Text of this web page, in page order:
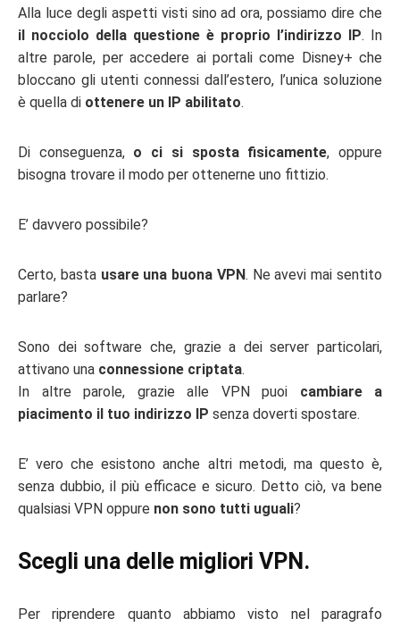
Alla luce degli aspetti visti sino ad ora, possiamo dire che
il nocciolo della questione è proprio l’indirizzo IP. In
altre parole, per accedere ai portali come Disney+ che
bloccano gli utenti connessi dall’estero, l’unica soluzione
è quella di ottenere un IP abilitato.
Di conseguenza, o ci si sposta fisicamente, oppure
bisogna trovare il modo per ottenerne uno fittizio.
E’ davvero possibile?
Certo, basta usare una buona VPN. Ne avevi mai sentito
parlare?
Sono dei software che, grazie a dei server particolari,
attivano una connessione criptata.
In altre parole, grazie alle VPN puoi cambiare a
piacimento il tuo indirizzo IP senza doverti spostare.
E’ vero che esistono anche altri metodi, ma questo è,
senza dubbio, il più efficace e sicuro. Detto ciò, va bene
qualsiasi VPN oppure non sono tutti uguali?
Scegli una delle migliori VPN.
Per riprendere quanto abbiamo visto nel paragrafo